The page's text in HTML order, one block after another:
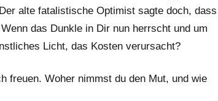
alte fatalistische Optimist sagte doch, dass
das Dunkle in Dir nun herrscht und um
Licht, das Kosten verursacht?
freuen. Woher nimmst du den Mut, und wie